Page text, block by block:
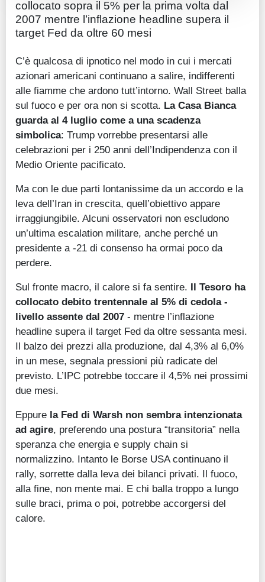
collocato sopra il 5% per la prima volta dal
2007 mentre l’inflazione headline supera il
target Fed da oltre 60 mesi
C’è qualcosa di ipnotico nel modo in cui i mercati
azionari americani continuano a salire, indifferenti
alle fiamme che ardono tutt’intorno. Wall Street balla
sul fuoco e per ora non si scotta. La Casa Bianca
guarda al 4 luglio come a una scadenza
simbolica: Trump vorrebbe presentarsi alle
celebrazioni per i 250 anni dell’Indipendenza con il
Medio Oriente pacificato.
Ma con le due parti lontanissime da un accordo e la
leva dell’Iran in crescita, quell’obiettivo appare
irraggiungibile. Alcuni osservatori non escludono
un’ultima escalation militare, anche perché un
presidente a -21 di consenso ha ormai poco da
perdere.
Sul fronte macro, il calore si fa sentire. Il Tesoro ha
collocato debito trentennale al 5% di cedola -
livello assente dal 2007 - mentre l’inflazione
headline supera il target Fed da oltre sessanta mesi.
Il balzo dei prezzi alla produzione, dal 4,3% al 6,0%
in un mese, segnala pressioni più radicate del
previsto. L’IPC potrebbe toccare il 4,5% nei prossimi
due mesi.
Eppure la Fed di Warsh non sembra intenzionata
ad agire, preferendo una postura “transitoria” nella
speranza che energia e supply chain si
normalizzino. Intanto le Borse USA continuano il
rally, sorrette dalla leva dei bilanci privati. Il fuoco,
alla fine, non mente mai. E chi balla troppo a lungo
sulle braci, prima o poi, potrebbe accorgersi del
calore.